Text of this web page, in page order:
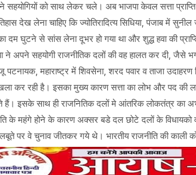
को साथ लेकर चले। अब भाजपा केवल सत्ता
देख लेना चाहिए कि ज्योतिरादित्य सिधिया, पंजाब में
दम घुटने से सांस लेना दूभर हो गया था और शुद्ध हवा की
ने अपने सहयोगी राजनीतिक दलों की वह हालत कर दी, जैसे
पटनायक, महाराष्ट्र में शिवसेना, शरद पवार व ताजा
कर रही है। इसका मुख्य कारण सत्ता का लोभ और पद की
हैं। इसके साथ ही राजनितिक दलों मे आंतरिक लोकतंत्र का
के महंगे होने के कारण अक्सर बडे दल छोटे दलों के
पर वे चुनाव जीतकर गये थे। भारतीय राजनीति की काली